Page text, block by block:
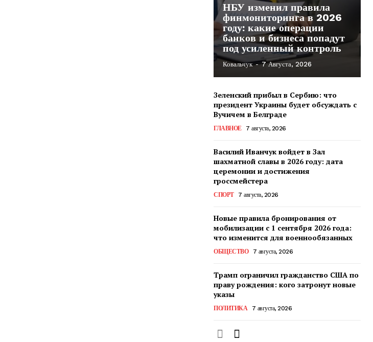
НБУ изменил правила
финмониторинга в 2026
году: какие операции
банков и бизнеса попадут
под усиленный контроль
Ковальчук - 7 Августа, 2026
Зеленский прибыл в Сербию: что
президент Украины будет обсуждать с
Вучичем в Белграде
ГЛАВНОЕ 7 августа, 2026
Василий Иванчук войдет в Зал
шахматной славы в 2026 году: дата
церемонии и достижения
гроссмейстера
СПОРТ 7 августа, 2026
Новые правила бронирования от
мобилизации с 1 сентября 2026 года:
что изменится для военнообязанных
ОБЩЕСТВО 7 августа, 2026
Трамп ограничил гражданство США по
праву рождения: кого затронут новые
указы
ПОЛИТИКА 7 августа, 2026